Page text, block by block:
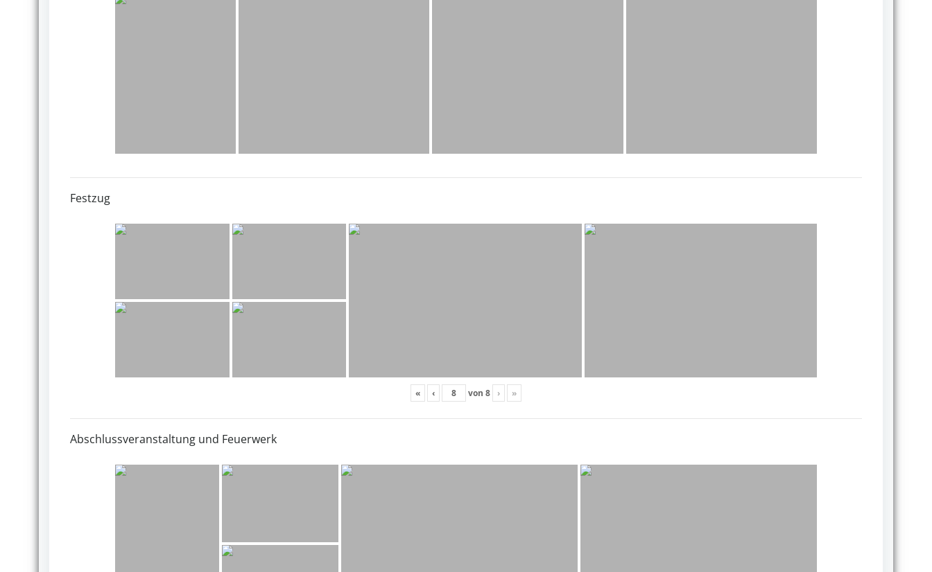
Festzug
« ‹ von 8 › »
Abschlussveranstaltung und Feuerwerk